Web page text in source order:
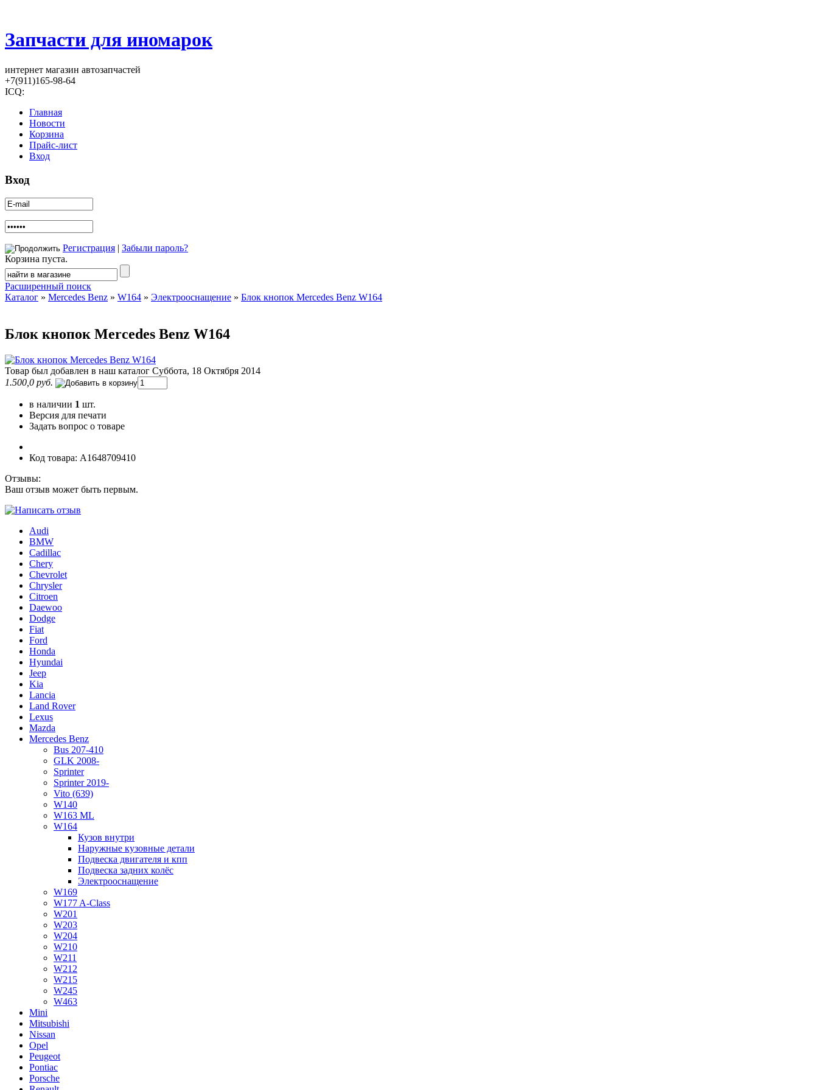
Запчасти для иномарок
интернет магазин автозапчастей
+7(911)165-98-64
ICQ:
Главная
Новости
Корзина
Прайс-лист
Вход
Вход
Регистрация | Забыли пароль?
Корзина пуста.
Расширенный поиск
Каталог » Mercedes Benz » W164 » Электрооснащение » Блок кнопок Mercedes Benz W164
Блок кнопок Mercedes Benz W164
Товар был добавлен в наш каталог Суббота, 18 Октября 2014
1.500,0 руб.
в наличии 1 шт.
Версия для печати
Задать вопрос о товаре
Код товара: A1648709410
Отзывы:
Ваш отзыв может быть первым.
Audi
BMW
Cadillac
Chery
Chevrolet
Chrysler
Citroen
Daewoo
Dodge
Fiat
Ford
Honda
Hyundai
Jeep
Kia
Lancia
Land Rover
Lexus
Mazda
Mercedes Benz
Bus 207-410
GLK 2008-
Sprinter
Sprinter 2019-
Vito (639)
W140
W163 ML
W164
Кузов внутри
Наружные кузовные детали
Подвеска двигателя и кпп
Подвеска задних колёс
Электрооснащение
W169
W177 A-Class
W201
W203
W204
W210
W211
W212
W215
W245
W463
Mini
Mitsubishi
Nissan
Opel
Peugeot
Pontiac
Porsche